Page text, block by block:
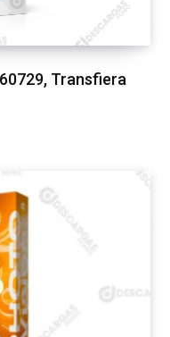
Transfiera